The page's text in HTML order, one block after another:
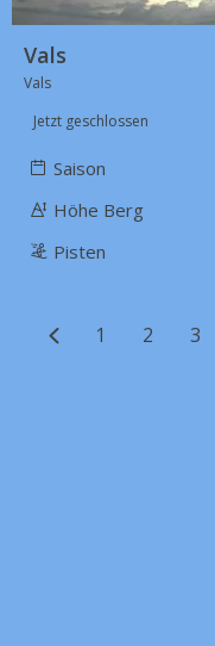
Vals
Vals
Jetzt geschlossen
Saison
Höhe Berg
Pisten
1 2 3